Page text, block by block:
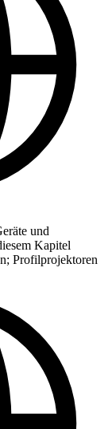
und
Kapitel
Profilprojektoren